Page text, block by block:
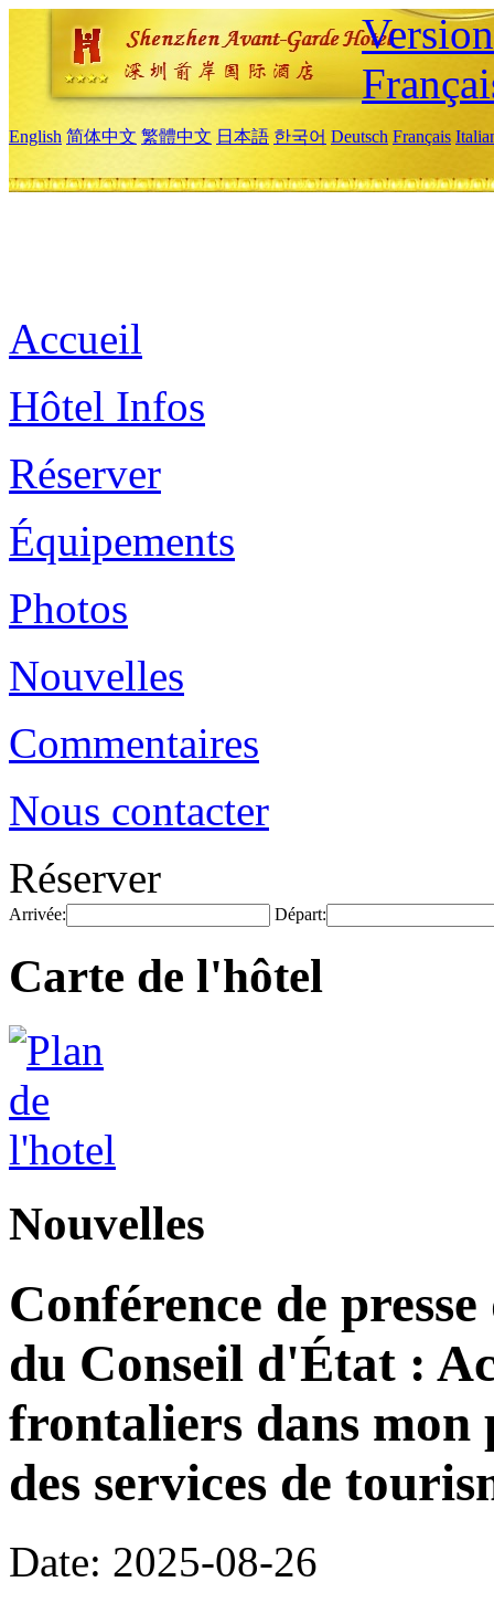
English 简体中文 繁體中文 日本語 한국어 Deutsch Français
Accueil
Hôtel Infos
Réserver
Équipements
Photos
Nouvelles
Commentaires
Nous contacter
Réserver
Arrivée: Départ:
Carte de l'hôtel
Nouvelles
Conférence de
du Conseil d'État :
frontaliers dans
des services de
Date: 2025-08-26